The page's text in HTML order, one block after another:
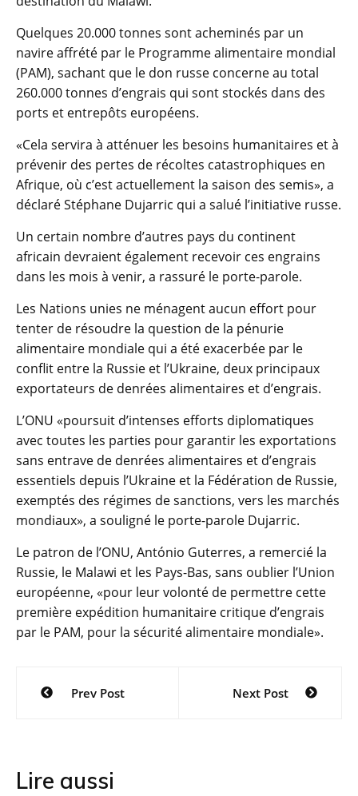
Quelques 20.000 tonnes sont acheminés par un
navire affrété par le Programme alimentaire mondial
(PAM), sachant que le don russe concerne au total
260.000 tonnes d’engrais qui sont stockés dans des
ports et entrepôts européens.
«Cela servira à atténuer les besoins humanitaires et à
prévenir des pertes de récoltes catastrophiques en
Afrique, où c’est actuellement la saison des semis», a
déclaré Stéphane Dujarric qui a salué l’initiative russe.
Un certain nombre d’autres pays du continent
africain devraient également recevoir ces engrains
dans les mois à venir, a rassuré le porte-parole.
Les Nations unies ne ménagent aucun effort pour
tenter de résoudre la question de la pénurie
alimentaire mondiale qui a été exacerbée par le
conflit entre la Russie et l’Ukraine, deux principaux
exportateurs de denrées alimentaires et d’engrais.
L’ONU «poursuit d’intenses efforts diplomatiques
avec toutes les parties pour garantir les exportations
sans entrave de denrées alimentaires et d’engrais
essentiels depuis l’Ukraine et la Fédération de Russie,
exemptés des régimes de sanctions, vers les marchés
mondiaux», a souligné le porte-parole Dujarric.
Le patron de l’ONU, António Guterres, a remercié la
Russie, le Malawi et les Pays-Bas, sans oublier l’Union
européenne, «pour leur volonté de permettre cette
première expédition humanitaire critique d’engrais
par le PAM, pour la sécurité alimentaire mondiale».
Navigation
Prev Post Next Post
Lire aussi